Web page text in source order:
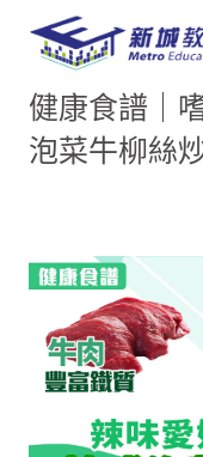
健康食譜｜
泡菜牛柳絲